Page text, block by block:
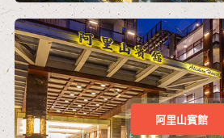
阿里山賓館